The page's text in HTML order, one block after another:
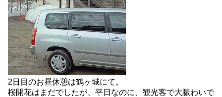
2日目のお昼休憩は鶴ヶ城にて。
桜開花はまだでしたが、平日なのに、観光客で大賑わいで